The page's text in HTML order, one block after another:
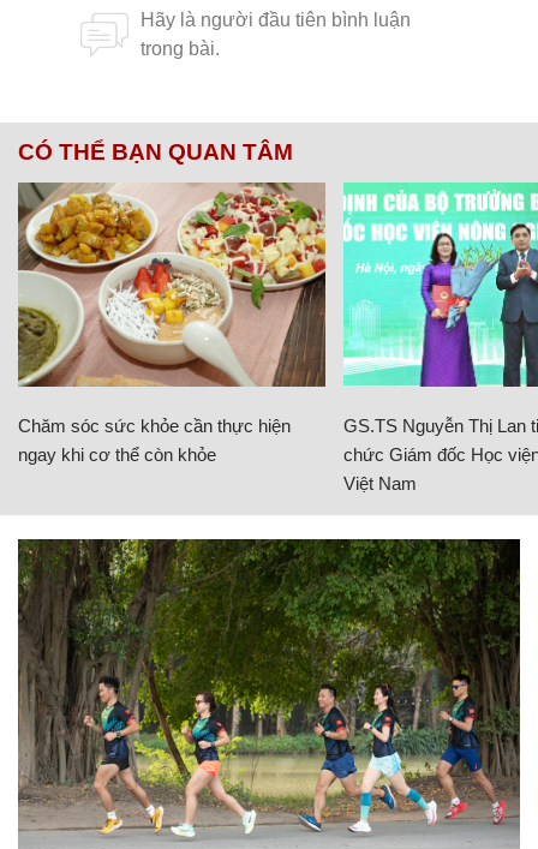
CÓ THỂ BẠN QUAN TÂM
Chăm sóc sức khỏe cần thực hiện
ngay khi cơ thể còn khỏe
GS.TS Nguyễn Thị Lan
chức Giám đốc Học
Việt Nam